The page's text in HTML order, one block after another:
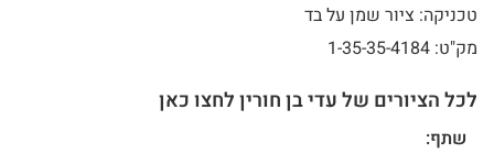
טכניקה: ציור שמן על בד
מק"ט: 1-35-35-4184
לכל הציורים של עדי בן חורין לחצו כאן
שתף: